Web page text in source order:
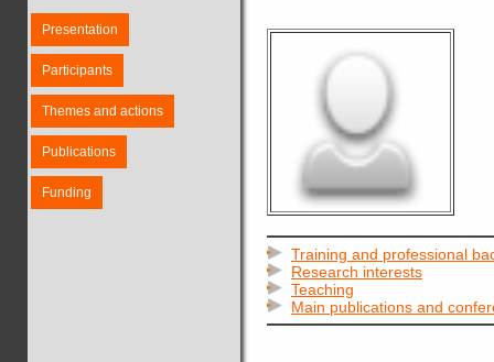
Presentation
Participants
Themes and actions
Publications
Funding
Training and professional
Research interests
Teaching
Main publications and